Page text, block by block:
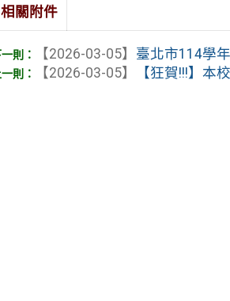
相關附件
【2026-03-05】 臺北市114學
【2026-03-05】
【狂賀!!!】本